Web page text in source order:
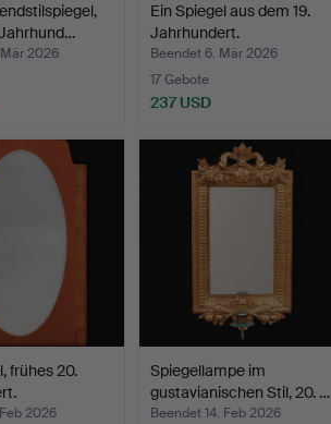
2026
Ein Spiegel aus dem 19.
Jahrhundert.
Beendet 6. Mär 2026
17 Gebote
237 USD
frühes 20.
2026
Spiegellampe im
gustavianischen Stil, 20. …
Beendet 14. Feb 2026